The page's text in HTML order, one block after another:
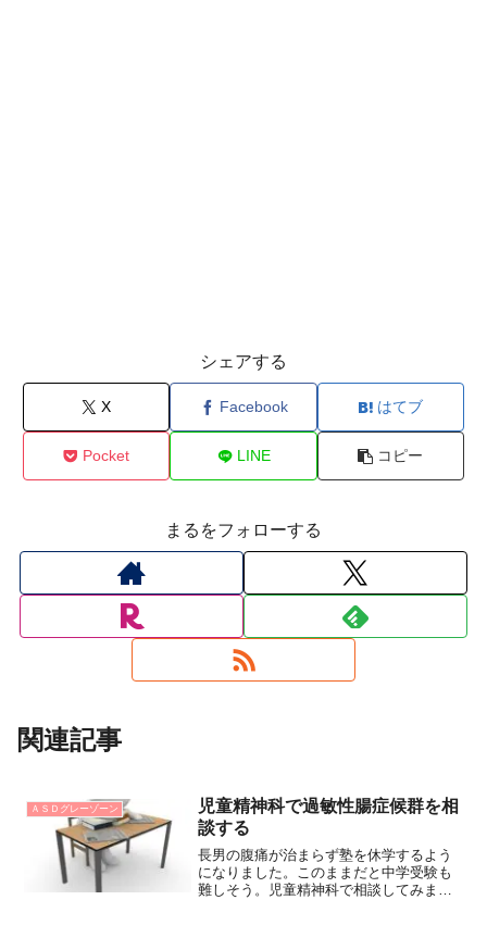
シェアする
X Facebook はてブ
Pocket LINE コピー
まるをフォローする
関連記事
ＡＳＤグレーゾーン
児童精神科で過敏性腸症候群を相
談する
長男の腹痛が治まらず塾を休学するよう
になりました。このままだと中学受験も
難しそう。児童精神科で相談してみまし